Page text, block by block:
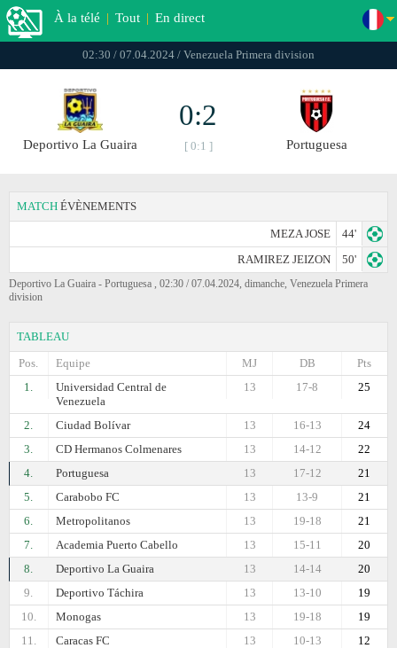
À la télé | Tout | En direct
02:30 / 07.04.2024 / Venezuela Primera division
Deportivo La Guaira
0:2
[ 0:1 ] Portuguesa
MATCH ÉVÈNEMENTS
MEZA JOSE
44'
RAMIREZ JEIZON
50'
Deportivo La Guaira - Portuguesa , 02:30 / 07.04.2024, dimanche, Venezuela Primera
division
TABLEAU
Pos.
Equipe Pts
DB
MJ
1.
Universidad Central de
Venezuela
25
17-8
13
2. Ciudad Bolívar 24
16-13
13
3.
CD Hermanos Colmenares 22
14-12
13
4.
Portuguesa 21
17-12
13
5.
Carabobo FC 21
13-9
13
6.
Metropolitanos 21
19-18
13
7.
Academia Puerto Cabello 20
15-11
13
8.
Deportivo La Guaira 20
14-14
13
9.
Deportivo Táchira 19
13-10
13
10.
Monogas 19
19-18
13
11.
Caracas FC 12
10-13
13